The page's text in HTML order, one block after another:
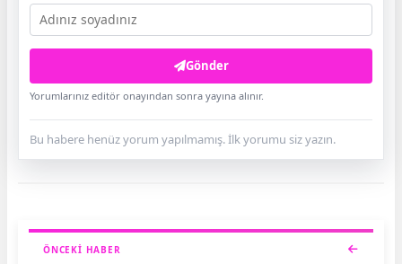
Gönder
Yorumlarınız editör onayından sonra yayına alınır.
Bu habere henüz yorum yapılmamış. İlk yorumu siz yazın.
ÖNCEKI HABER